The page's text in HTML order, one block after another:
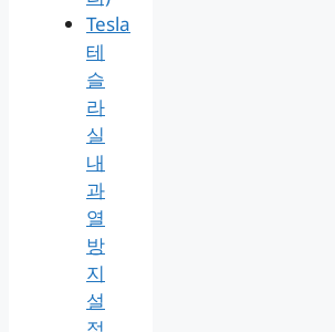
Tesla
테
슬
라
실
내
과
열
방
지
설